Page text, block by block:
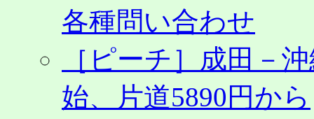
各種問い合わせ
［ピーチ］成田－
始、片道5890円から